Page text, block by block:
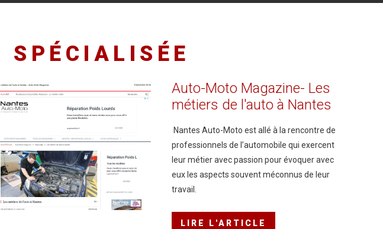
SPÉCIALISÉE
Auto-Moto Magazine- Les
métiers de l'auto à Nantes
Nantes Auto-Moto est allé à la rencontre de
professionnels de l’automobile qui exercent
leur métier avec passion pour évoquer avec
eux les aspects souvent méconnus de leur
travail.
LIRE L'ARTICLE